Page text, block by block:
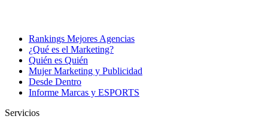
Rankings Mejores Agencias
¿Qué es el Marketing?
Quién es Quién
Mujer Marketing y Publicidad
Desde Dentro
Informe Marcas y ESPORTS
Servicios